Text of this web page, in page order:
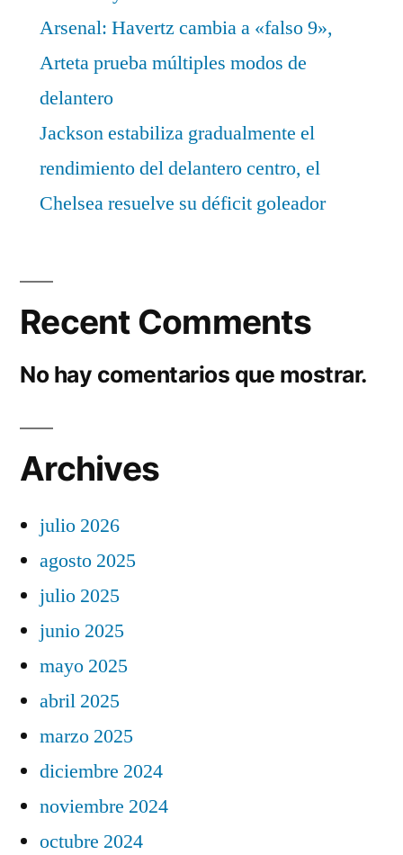
Arsenal: Havertz cambia a «falso 9»,
Arteta prueba múltiples modos de
delantero
Jackson estabiliza gradualmente el
rendimiento del delantero centro, el
Chelsea resuelve su déficit goleador
Recent Comments
No hay comentarios que mostrar.
Archives
julio 2026
agosto 2025
julio 2025
junio 2025
mayo 2025
abril 2025
marzo 2025
diciembre 2024
noviembre 2024
octubre 2024